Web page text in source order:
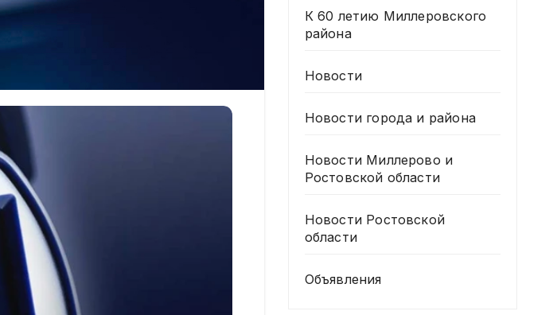
К 60 летию Миллеровского
района
Новости
Новости города и района
Новости Миллерово и
Ростовской области
Новости Ростовской
области
Объявления